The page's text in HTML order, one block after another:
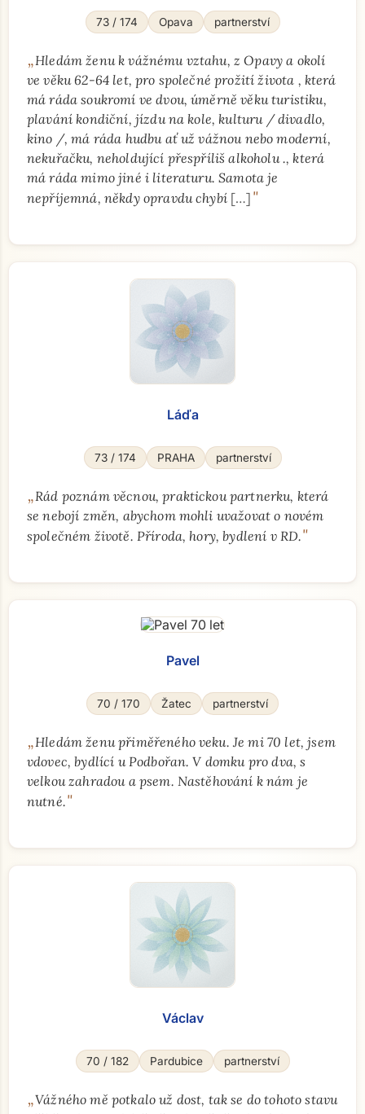
73 / 174 Opava partnerství
„Hledám ženu k vážnému vztahu, z Opavy a okolí
ve věku 62-64 let, pro společné prožití života , která
má ráda soukromí ve dvou, úměrně věku turistiku,
plavání kondiční, jízdu na kole, kulturu / divadlo,
kino /, má ráda hudbu ať už vážnou nebo moderní,
nekuřačku, neholdující přespříliš alkoholu ., která
má ráda mimo jiné i literaturu. Samota je
nepříjemná, někdy opravdu chybí […] "
Láďa
73 / 174 PRAHA partnerství
„Rád poznám věcnou, praktickou partnerku, která
se nebojí změn, abychom mohli uvažovat o novém
společném životě. Příroda, hory, bydlení v RD."
Pavel
70 / 170 Žatec partnerství
„Hledám ženu přiměřeného veku. Je mi 70 let, jsem
vdovec, bydlící u Podbořan. V domku pro dva, s
velkou zahradou a psem. Nastěhování k nám je
nutné."
Václav
70 / 182 Pardubice partnerství
„Vážného mě potkalo už dost, tak se do tohoto stavu